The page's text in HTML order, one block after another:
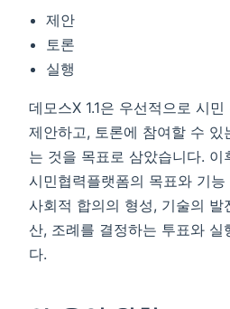
제안
토론
실행
데모스X 1.1은 우선적으로 시
제안하고, 토론에 참여할 수 있
는 것을 목표로 삼았습니다.
시민협력플랫폼의 목표와 기
사회적 합의의 형성, 기술의 발
산, 조례를 결정하는 투표와 실
다.